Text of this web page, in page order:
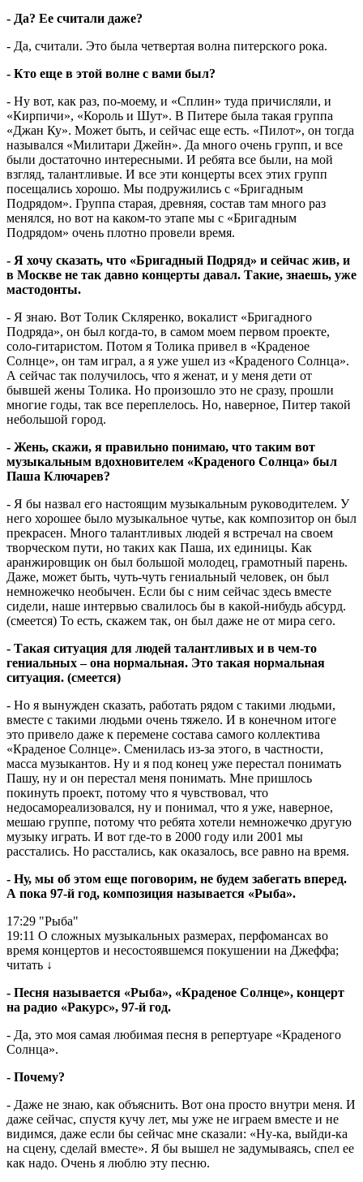
- Да? Ее считали даже?
- Да, считали. Это была четвертая волна питерского рока.
- Кто еще в этой волне с вами был?
- Ну вот, как раз, по-моему, и «Сплин» туда причисляли, и
«Кирпичи», «Король и Шут». В Питере была такая группа
«Джан Ку». Может быть, и сейчас еще есть. «Пилот», он тогда
назывался «Милитари Джейн». Да много очень групп, и все
были достаточно интересными. И ребята все были, на мой
взгляд, талантливые. И все эти концерты всех этих групп
посещались хорошо. Мы подружились с «Бригадным
Подрядом». Группа старая, древняя, состав там много раз
менялся, но вот на каком-то этапе мы с «Бригадным
Подрядом» очень плотно провели время.
- Я хочу сказать, что «Бригадный Подряд» и сейчас жив, и
в Москве не так давно концерты давал. Такие, знаешь, уже
мастодонты.
- Я знаю. Вот Толик Скляренко, вокалист «Бригадного
Подряда», он был когда-то, в самом моем первом проекте,
соло-гитаристом. Потом я Толика привел в «Краденое
Солнце», он там играл, а я уже ушел из «Краденого Солнца».
А сейчас так получилось, что я женат, и у меня дети от
бывшей жены Толика. Но произошло это не сразу, прошли
многие годы, так все переплелось. Но, наверное, Питер такой
небольшой город.
- Жень, скажи, я правильно понимаю, что таким вот
музыкальным вдохновителем «Краденого Солнца» был
Паша Ключарев?
- Я бы назвал его настоящим музыкальным руководителем. У
него хорошее было музыкальное чутье, как композитор он был
прекрасен. Много талантливых людей я встречал на своем
творческом пути, но таких как Паша, их единицы. Как
аранжировщик он был большой молодец, грамотный парень.
Даже, может быть, чуть-чуть гениальный человек, он был
немножечко необычен. Если бы с ним сейчас здесь вместе
сидели, наше интервью свалилось бы в какой-нибудь абсурд.
(смеется) То есть, скажем так, он был даже не от мира сего.
- Такая ситуация для людей талантливых и в чем-то
гениальных – она нормальная. Это такая нормальная
ситуация. (смеется)
- Но я вынужден сказать, работать рядом с такими людьми,
вместе с такими людьми очень тяжело. И в конечном итоге
это привело даже к перемене состава самого коллектива
«Краденое Солнце». Сменилась из-за этого, в частности,
масса музыкантов. Ну и я под конец уже перестал понимать
Пашу, ну и он перестал меня понимать. Мне пришлось
покинуть проект, потому что я чувствовал, что
недосамореализовался, ну и понимал, что я уже, наверное,
мешаю группе, потому что ребята хотели немножечко другую
музыку играть. И вот где-то в 2000 году или 2001 мы
расстались. Но расстались, как оказалось, все равно на время.
- Ну, мы об этом еще поговорим, не будем забегать вперед.
А пока 97-й год, композиция называется «Рыба».
17:29 "Рыба"
19:11 О сложных музыкальных размерах, перфомансах во
время концертов и несостоявшемся покушении на Джеффа;
читать ↓
- Песня называется «Рыба», «Краденое Солнце», концерт
на радио «Ракурс», 97-й год.
- Да, это моя самая любимая песня в репертуаре «Краденого
Солнца».
- Почему?
- Даже не знаю, как объяснить. Вот она просто внутри меня. И
даже сейчас, спустя кучу лет, мы уже не играем вместе и не
видимся, даже если бы сейчас мне сказали: «Ну-ка, выйди-ка
на сцену, сделай вместе». Я бы вышел не задумываясь, спел ее
как надо. Очень я люблю эту песню.